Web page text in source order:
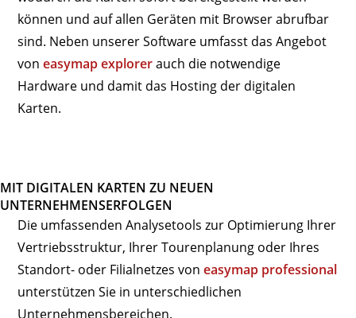
können und auf allen Geräten mit Browser abrufbar
sind. Neben unserer Software umfasst das Angebot
voneasymap explorerauch die notwendige
Hardware und damit das Hosting der digitalen
Karten.
MIT DIGITALEN KARTEN ZU NEUEN
UNTERNEHMENSERFOLGEN
Die umfassenden Analysetools zur Optimierung Ihrer
Vertriebsstruktur, Ihrer Tourenplanung oder Ihres
Standort- oder Filialnetzes voneasymap professional
unterstützen Sie in unterschiedlichen
Unternehmensbereichen.